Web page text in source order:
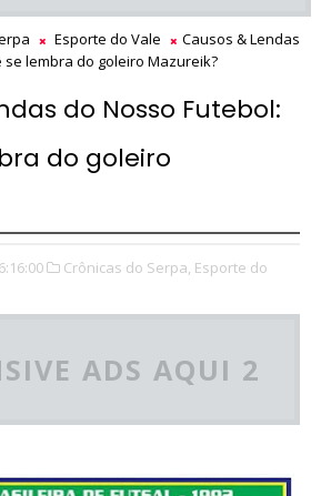
Esporte do Vale
Causos & Lendas
se lembra do goleiro Mazureik?
do Nosso Futebol:
do goleiro
Crônicas do Serpa, Esporte do
ADS AQUI 2